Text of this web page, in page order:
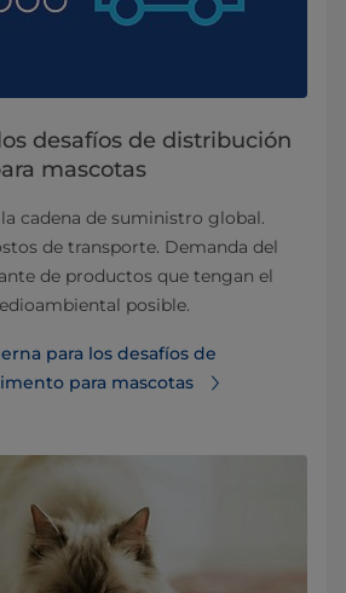
desafíos de distribución
mascotas
cadena de suministro global.
de transporte. Demanda del
de productos que tengan el
posible.
para los desafíos de
para mascotas